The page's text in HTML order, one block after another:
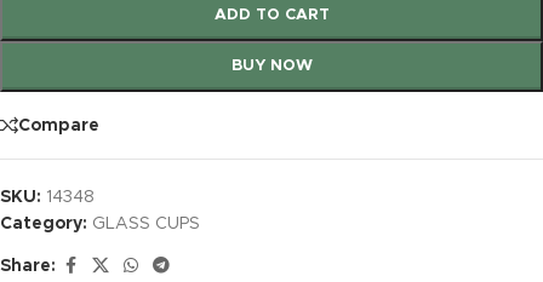
ADD TO CART
BUY NOW
Compare
SKU: 14348
Category: GLASS CUPS
Share: